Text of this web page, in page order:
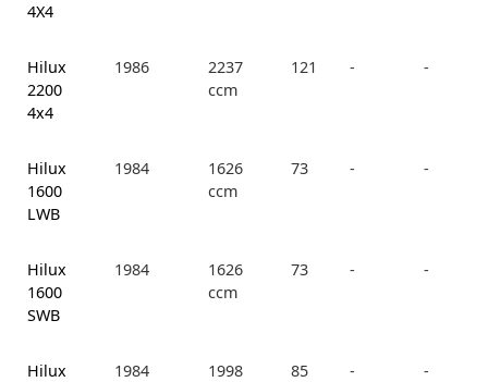
4X4
Hilux
2200
4x4
1986
2237
ccm
121 - -
Hilux
1600
LWB
1984
1626
ccm
73 - -
Hilux
1600
SWB
1984
1626
ccm
73 - -
Hilux
1984
1998
85 - -